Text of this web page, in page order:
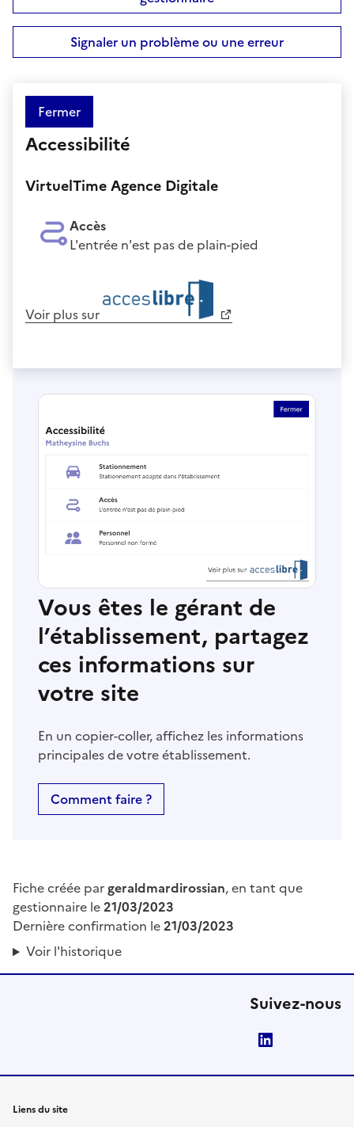
Signaler un problème ou une erreur
Fermer
Accessibilité
VirtuelTime Agence Digitale
Accès
L'entrée n'est pas de plain-pied
Voir plus sur
Vous êtes le gérant de
l’établissement, partagez
ces informations sur
votre site
En un copier-coller, affichez les informations
principales de votre établissement.
Comment faire ?
Fiche créée pargeraldmardirossian, en tant que
gestionnaire le21/03/2023
Dernière confirmation le21/03/2023
Voir l'historique
Suivez-nous
Liens du site